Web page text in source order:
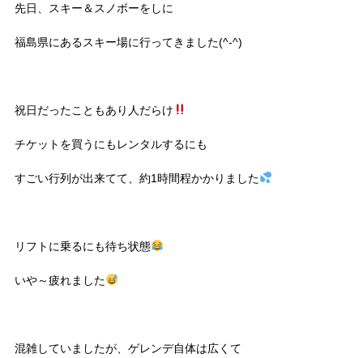
先日、スキー＆スノボーをしに
福島県にあるスキー場に行ってきました(^-^)
祝日だったこともあり人だらけ
チケットを買うにもレンタルするにも
すごい行列が出来てて、約1時間程かかりました
リフトに乗るにも待ち状態
いや～疲れました
混雑していましたが、ゲレンデ自体は広くて